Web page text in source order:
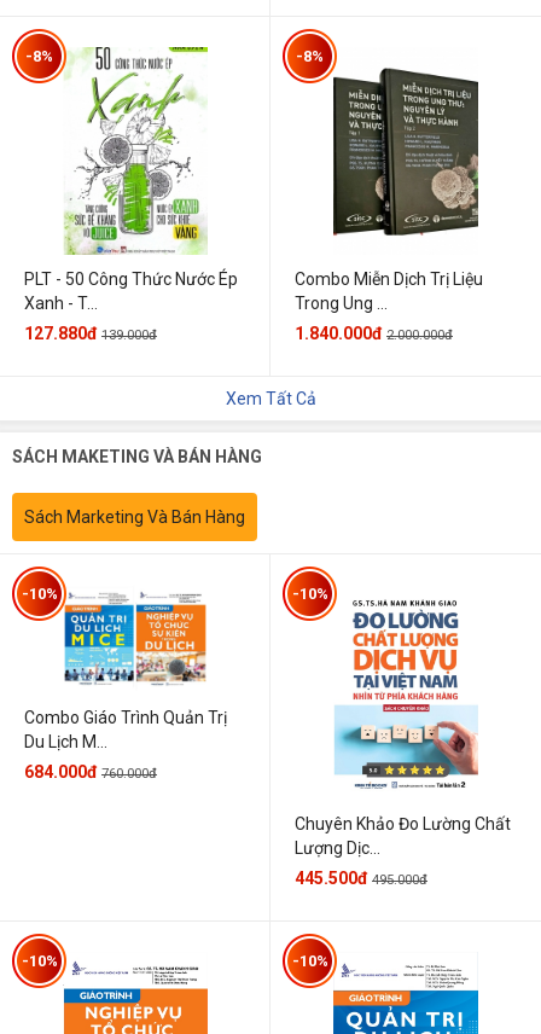
PLT - 50 Công Thức Nước Ép
Xanh - T...
-8%
127.880đ 139.000đ
Combo Miễn Dịch Trị Liệu
Trong Ung ...
-8%
1.840.000đ 2.000.000đ
Xem Tất Cả
SÁCH MAKETING VÀ BÁN HÀNG
Sách Marketing Và Bán Hàng
Combo Giáo Trình Quản Trị
Du Lịch M...
-10%
684.000đ 760.000đ
Chuyên Khảo Đo Lường Chất
Lượng Dịc...
-10%
445.500đ 495.000đ
-10% -10%